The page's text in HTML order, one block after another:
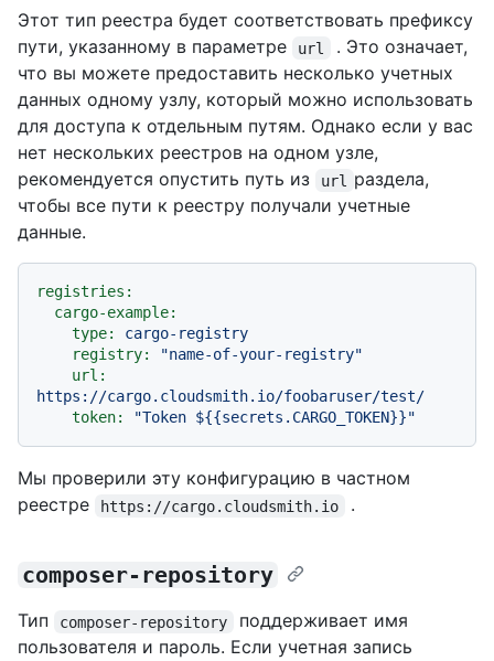
Этот тип реестра будет соответствовать префиксу
пути, указанному в параметре
url
. Это означает,
что вы можете предоставить несколько учетных
данных одному узлу, который можно использовать
для доступа к отдельным путям. Однако если у вас
нет нескольких реестров на одном узле,
рекомендуется опустить путь из
url
раздела,
чтобы все пути к реестру получали учетные
данные.
registries:
cargo-example:
type:
cargo-registry
registry:
"name-of-your-registry"
url:
https://cargo.cloudsmith.io/foobaruser/test/
token:
"Token ${{secrets.CARGO_TOKEN}}"
Мы проверили эту конфигурацию в частном
реестре
https://cargo.cloudsmith.io .
composer-repository
Тип composer-repository
поддерживает имя
пользователя и пароль. Если учетная запись